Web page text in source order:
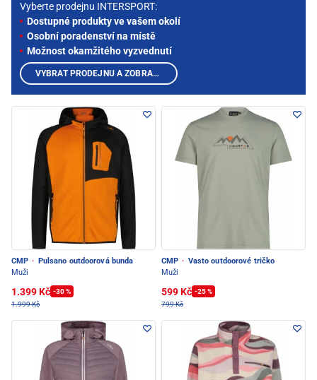
CMP ·
Pulsano outdoorová bunda
Muži
1.399 Kč -30 %
1.999 Kč
CMP · Vasto outdoorové tričko
Muži
599 Kč -25 %
799 Kč
Vyberte prodejnu INTERSPORT:
Dostupné produkty ve vašem okolí
Osobní poradenství na místě
Možnost okamžitého vyzvednutí
VYBRAT PRODEJNU A ZOBRAZIT PRODUKTY